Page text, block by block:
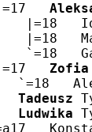
Zofia
Tadeusz
Ludwika